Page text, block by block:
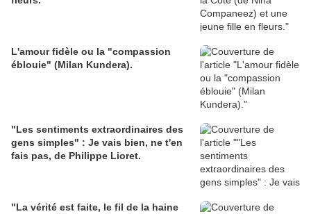
L'amour fidèle ou la "compassion
éblouie" (Milan Kundera).
"Les sentiments extraordinaires des
gens simples" : Je vais bien, ne t'en
fais pas, de Philippe Lioret.
"La vérité est faite, le fil de la haine